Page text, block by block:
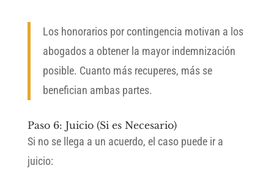
Los honorarios por contingencia motivan a los
abogados a obtener la mayor indemnización
posible. Cuanto más recuperes, más se
benefician ambas partes.
Paso 6: Juicio (Si es Necesario)
Si no se llega a un acuerdo, el caso puede ir a
juicio: